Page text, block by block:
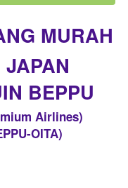
MURAH
BEPPU
Airlines)
OITA)